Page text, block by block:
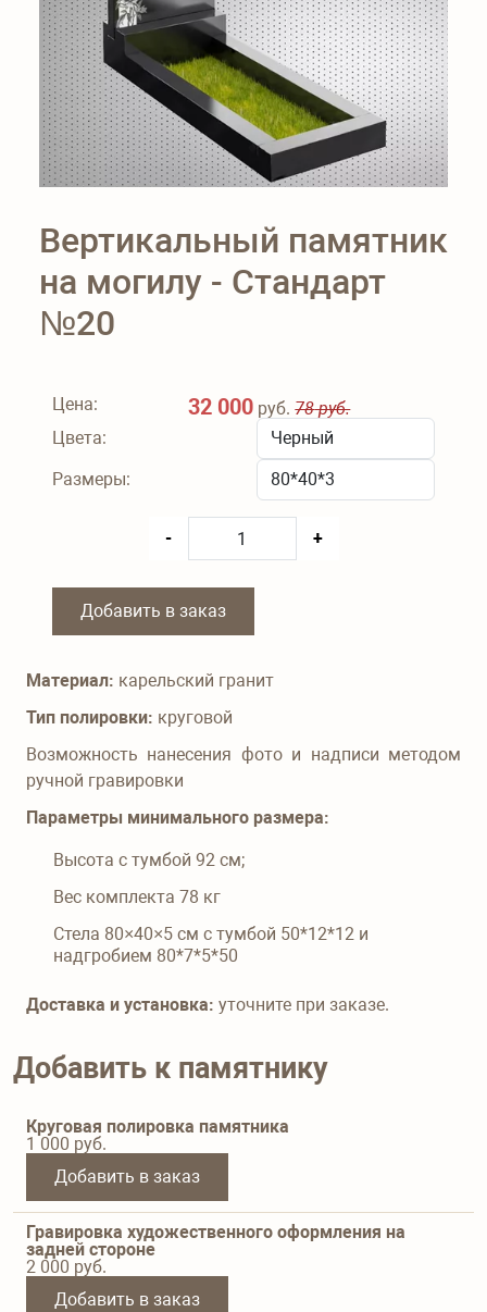
Вертикальный памятник
на могилу - Стандарт
№20
Цена: 32 000 руб.78руб.
Цвета:
Размеры:
- +
Добавить в заказ
Материал: карельский гранит
Тип полировки: круговой
Возможность нанесения фото и надписи методом
ручной гравировки
Параметры минимального размера:
Высота с тумбой 92 см;
Вес комплекта 78 кг
Стела 80×40×5 см с тумбой 50*12*12 и
надгробием 80*7*5*50
Доставка и установка: уточните при заказе.
Добавить к памятнику
Круговая полировка памятника
1 000 руб.
Добавить в заказ
Гравировка художественного оформления на
задней стороне
2 000 руб.
Добавить в заказ